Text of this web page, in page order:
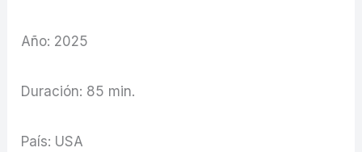
Año: 2025
Duración: 85 min.
País: USA